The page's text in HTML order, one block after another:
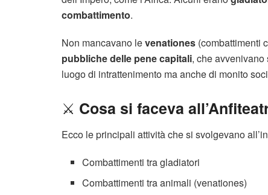
combattimento.
Non mancavano levenationes (combattimenti
pubbliche delle pene capitali, che avvenivano
luogo di intrattenimento ma anche di monito
⚔️ Cosa si faceva
Ecco le principali attività che si svolgevano
Combattimenti tra gladiatori
Combattimenti tra animali (venationes)